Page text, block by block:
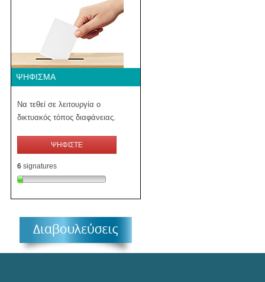
ΨΉΦΙΣΜΑ
Να τεθεί σε λειτουργία ο
δικτυακός τόπος διαφάνειας.
ΨΗΦΙΣΤΕ
6 signatures